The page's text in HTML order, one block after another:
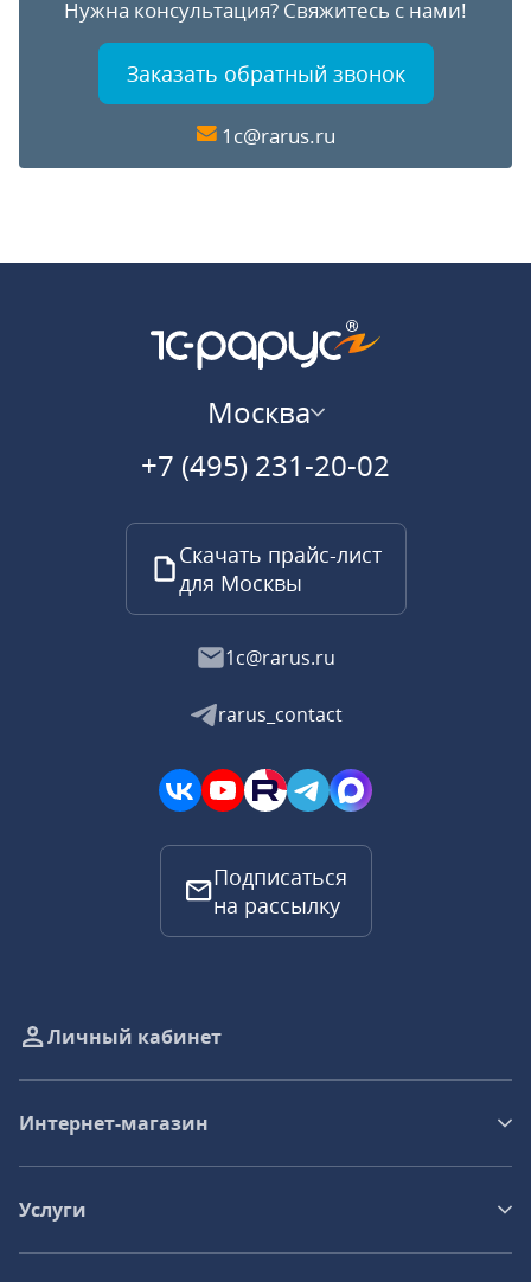
Нужна консультация? Свяжитесь с нами!
Заказать обратный звонок
1c@rarus.ru
Москва
+7 (495) 231-20-02
Скачать прайс-лист
для Москвы
1c@rarus.ru
rarus_contact
Подписаться
на рассылку
Личный кабинет
Интернет-магазин
Услуги